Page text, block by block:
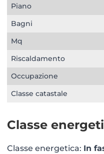
Piano
Bagni
Mq
Riscaldamento
Occupazione
Classe catastale
Classe
Classe energetica: In